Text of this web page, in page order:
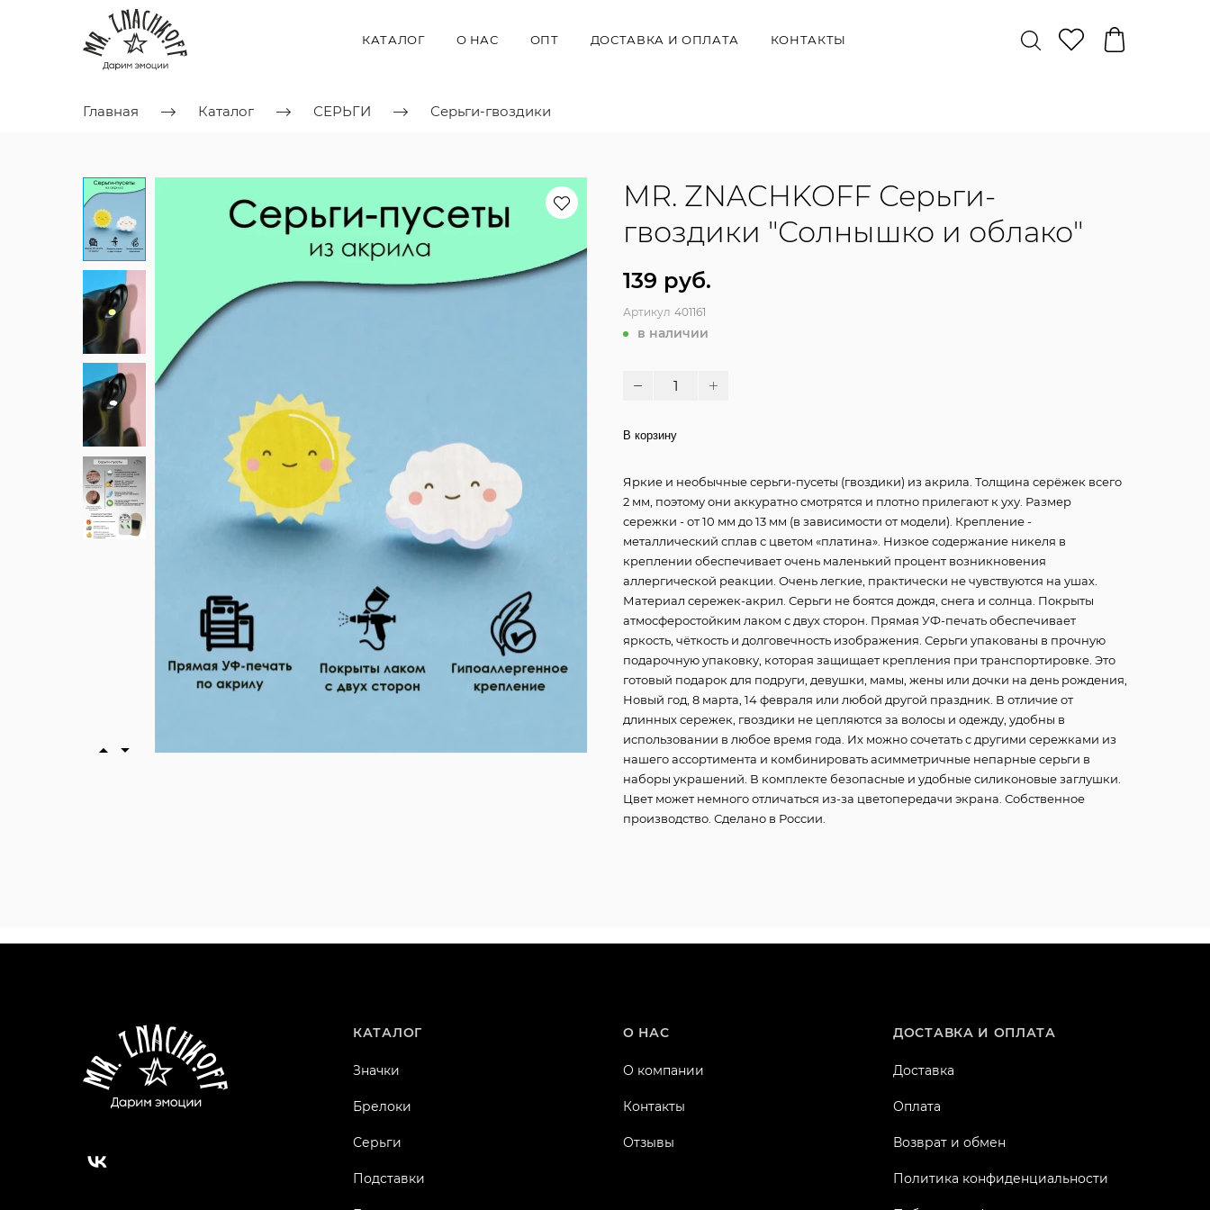
КАТАЛОГ О НАС ОПТ ДОСТАВКА И ОПЛАТА КОНТАКТЫ
Главная Каталог СЕРЬГИ Серьги-гвоздики
MR. ZNACHKOFF Серьги-
гвоздики "Солнышко и облако"
139 руб.
Артикул 401161
в наличии
В корзину
Яркие и необычные серьги-пусеты (гвоздики) из акрила. Толщина серёжек всего
2 мм, поэтому они аккуратно смотрятся и плотно прилегают к уху. Размер
сережки - от 10 мм до 13 мм (в зависимости от модели). Крепление -
металлический сплав с цветом «платина». Низкое содержание никеля в
креплении обеспечивает очень маленький процент возникновения
аллергической реакции. Очень легкие, практически не чувствуются на ушах.
Материал сережек-акрил. Серьги не боятся дождя, снега и солнца. Покрыты
атмосферостойким лаком с двух сторон. Прямая УФ-печать обеспечивает
яркость, чёткость и долговечность изображения. Серьги упакованы в прочную
подарочную упаковку, которая защищает крепления при транспортировке. Это
готовый подарок для подруги, девушки, мамы, жены или дочки на день рождения,
Новый год, 8 марта, 14 февраля или любой другой праздник. В отличие от
длинных сережек, гвоздики не цепляются за волосы и одежду, удобны в
использовании в любое время года. Их можно сочетать с другими сережками из
нашего ассортимента и комбинировать асимметричные непарные серьги в
наборы украшений. В комплекте безопасные и удобные силиконовые заглушки.
Цвет может немного отличаться из-за цветопередачи экрана. Собственное
производство. Сделано в России.
КАТАЛОГ
Значки
Брелоки
Серьги
Подставки
О НАС
О компании
Контакты
Отзывы
ДОСТАВКА И ОПЛАТА
Доставка
Оплата
Возврат и обмен
Политика конфиденциальности